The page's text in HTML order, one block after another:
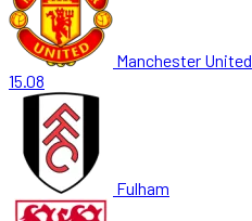
Manchester United
15.08
Fulham